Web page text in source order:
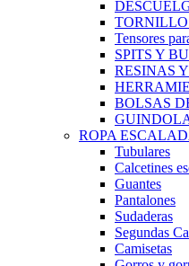
Tensores
SPITS Y
RESINAS
BOLSAS
ROPA
Tubulares
Calcetines
Guantes
Pantalones
Sudaderas
Segundas
Camisetas